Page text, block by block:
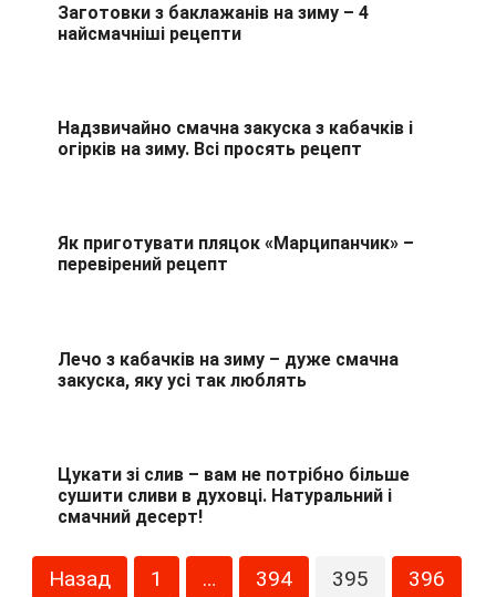
Заготовки з баклажанів на зиму – 4
найсмачніші рецепти
Надзвичайно смачна закуска з кабачків і
огірків на зиму. Всі просять рецепт
Як приготувати пляцок «Марципанчик» –
перевірений рецепт
Лечо з кабачків на зиму – дуже смачна
закуска, яку усі так люблять
Цукати зі слив – вам не потрібно більше
сушити сливи в духовці. Натуральний і
смачний десерт!
Пагінація
Назад 1 … 394 395
396